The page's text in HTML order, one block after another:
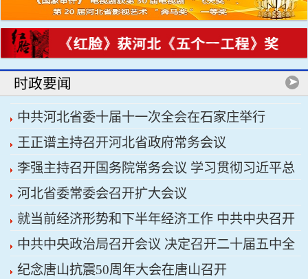
时政要闻
中共河北省委十届十一次全会在石家庄举行
王正谱主持召开河北省政府常务会议
李强主持召开国务院常务会议 学习贯彻习近平总
书记关于上半年经济形势和做好下半年经济工作的
重要讲话精神
河北省委常委会召开扩大会议
就当前经济形势和下半年经济工作 中共中央召开
党外人士座谈会 习近平主持并发表重要讲话
中共中央政治局召开会议 决定召开二十届五中全
会 分析研究当前经济形势和经济工作 中共中央总
纪念唐山抗震50周年大会在唐山召开